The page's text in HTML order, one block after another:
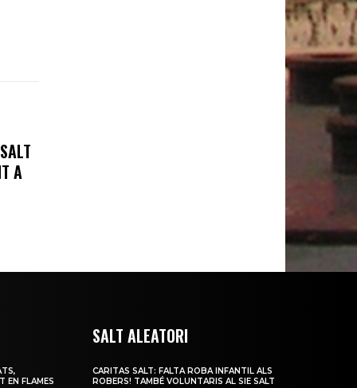
A
EN FLAMES
SALT ALEATORI
CARITAS SALT: FALTA ROBA INFANTIL ALS
ROBERS! TAMBÉ VOLUNTARIS AL SIE SALT